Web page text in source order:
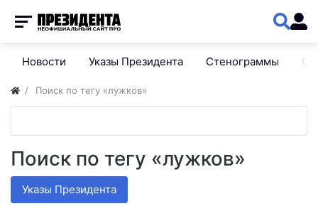
Новости Указы Президента Стенограммы
Поиск по тегу «лужков»
Поиск по тегу «лужков»
Указы Президента